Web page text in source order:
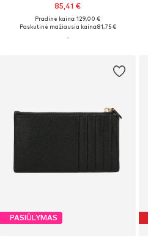
85,41 €
Pradinė kaina: 129,00 €
Paskutinė mažiausia kaina:81,75 €
PASIŪLYMAS